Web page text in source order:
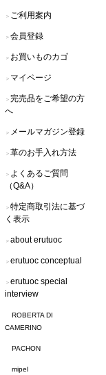
＞ ご利用案内
＞ 会員登録
＞ お買いものカゴ
＞ マイページ
＞ 完売品をご希望の方
へ
＞ メールマガジン登録
＞ 革のお手入れ方法
＞ よくあるご質問
（Q&A）
＞ 特定商取引法に基づ
く表示
＞ about erutuoc
＞ erutuoc conceptual
＞ erutuoc special
interview
ROBERTA DI
CAMERINO
PACHON
mipel